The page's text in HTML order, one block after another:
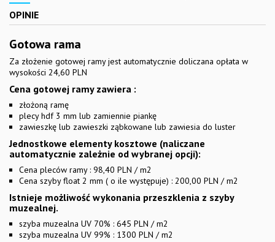
OPINIE
Gotowa rama
Za złożenie gotowej ramy jest automatycznie doliczana opłata w
wysokości 24,60 PLN
Cena gotowej ramy zawiera :
złożoną ramę
plecy hdf 3 mm lub zamiennie piankę
zawieszkę lub zawieszki ząbkowane lub zawiesia do luster
Jednostkowe elementy kosztowe (naliczane
automatycznie zależnie od wybranej opcji):
Cena pleców ramy : 98,40 PLN / m2
Cena szyby float 2 mm ( o ile występuje) : 200,00 PLN / m2
Istnieje możliwość wykonania przeszklenia z szyby
muzealnej.
szyba muzealna UV 70% : 645 PLN / m2
szyba muzealna UV 99% : 1300 PLN / m2